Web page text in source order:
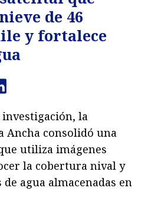
de 46
y fortalece
la
Ancha consolidó una
utiliza imágenes
la cobertura nival y
agua almacenadas en